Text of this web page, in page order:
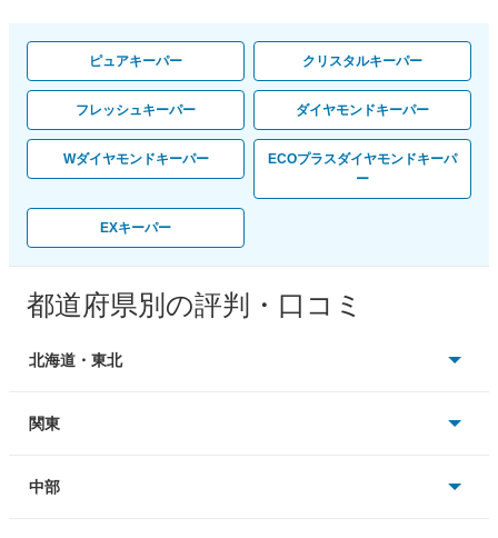
ピュアキーパー クリスタルキーパー
フレッシュキーパー ダイヤモンドキーパー
Wダイヤモンドキーパー
ECOプラスダイヤモンドキーパ
ー
EXキーパー
都道府県別の評判・口コミ
北海道・東北
北海道
青森
関東
東京
中部